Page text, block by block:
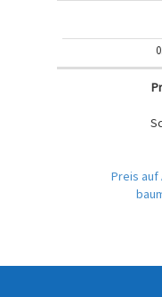
Preis auf